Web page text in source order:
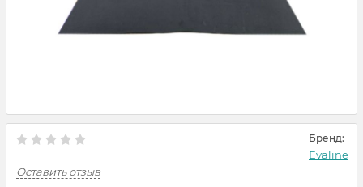
Бренд:
Evaline
Оставить отзыв